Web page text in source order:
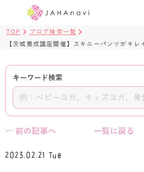
レッスンを探す
BLOG
ヨガ資格講座
TOP
ブログ検索一覧
【茨城養成講座開催】スキニーパンツがキレ
キーワード検索
← 前の記事へ 一覧に戻る
2023.02.21 Tue